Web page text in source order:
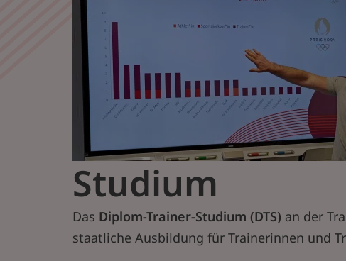
Studium
Das Diplom-Trainer-Studium (DTS) an der
staatliche Ausbildung für Trainerinnen und